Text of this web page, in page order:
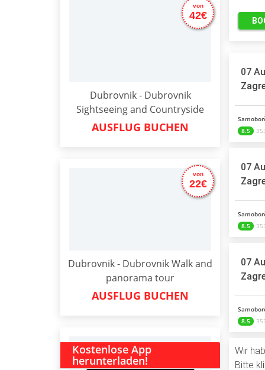
Dubrovnik - Dubrovnik
Sightseeing and Countryside
von
42€
AUSFLUG BUCHEN
Dubrovnik - Dubrovnik Walk and
panorama tour
von
22€
AUSFLUG BUCHEN
Kostenlose App
herunterladen!
07
8.5
07
8.5
07
8.5
Wir
Bitte